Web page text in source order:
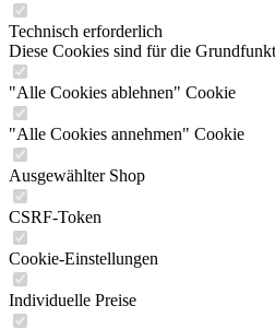
Technisch erforderlich
Diese Cookies sind für die
"Alle Cookies ablehnen" Cookie
"Alle Cookies annehmen" Cookie
Ausgewählter Shop
CSRF-Token
Cookie-Einstellungen
Individuelle Preise